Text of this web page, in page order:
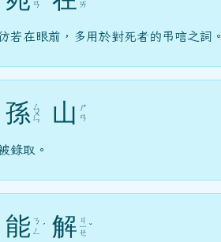
ㄢ
ㄞ
若在眼前，多用於對死者的弔唁之詞。
孫 ㄙ
ㄨ
ㄣ 山
ㄕ
ㄢ
錄取。
能 ㄋ
ㄥ
ˊ 解 ㄐ
ㄧ
ㄝ
ˇ